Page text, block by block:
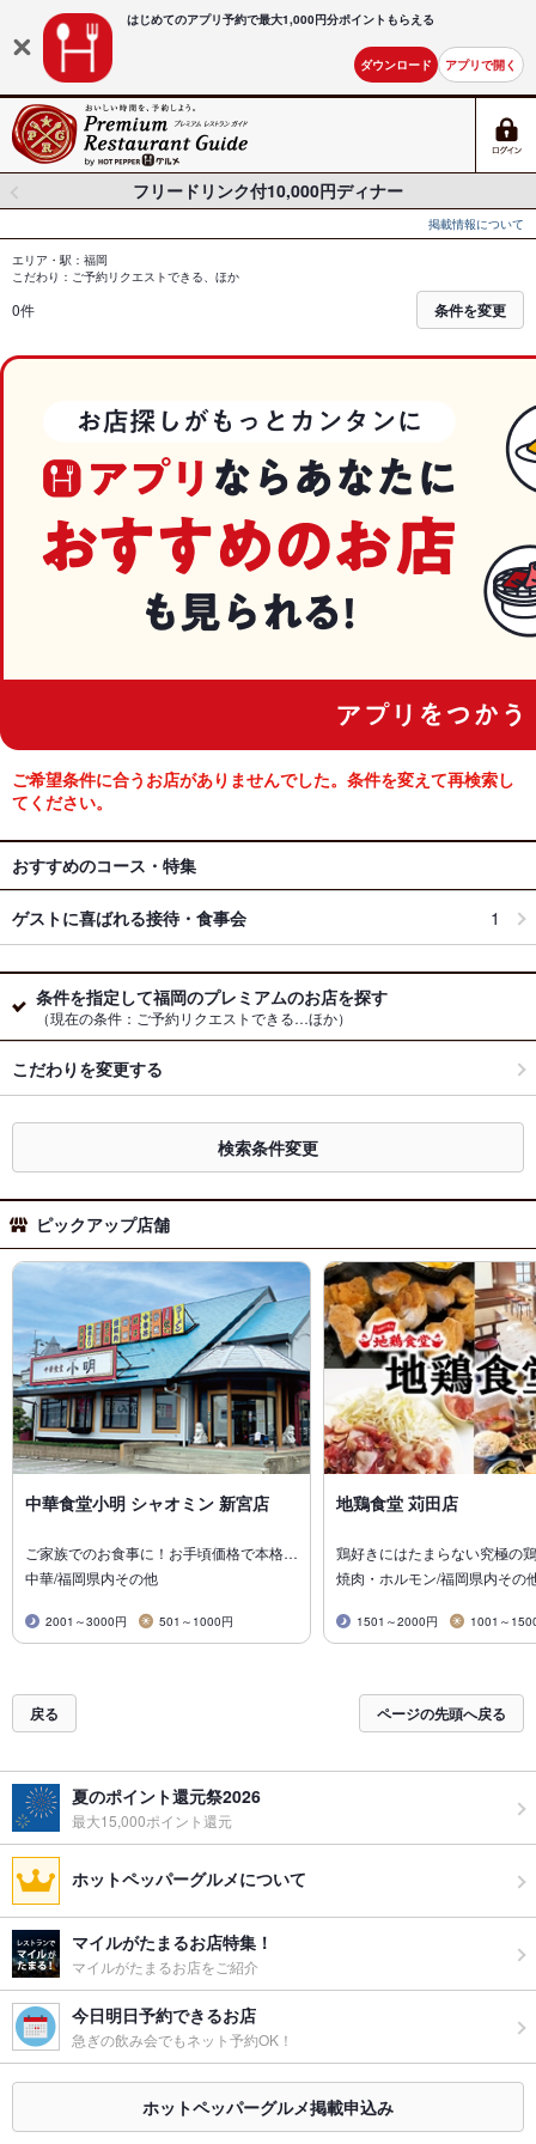
はじめてのアプリ予約で最大1,000円分ポイントもらえる
ダウンロード アプリで開く
フリードリンク付10,000円ディナー
掲載情報について
エリア・駅：福岡
こだわり：ご予約リクエストできる、ほか
0件 条件を変更
ご希望条件に合うお店がありませんでした。条件を変えて再検索し
てください。
おすすめのコース・特集
ゲストに喜ばれる接待・食事会 1
条件を指定して福岡のプレミアムのお店を探す
（現在の条件：ご予約リクエストできる…ほか）
こだわりを変更する
検索条件変更
ピックアップ店舗
中華食堂小明 シャオミン 新宮店
ご家族でのお食事に！お手頃価格で本格…
中華/福岡県内その他
2001～3000円 501～1000円
地鶏食堂 苅田店
鶏好きにはたまらない究極の
焼肉・ホルモン/福岡県内その
1501～2000円 1001～
戻る ページの先頭へ戻る
夏のポイント還元祭2026
最大15,000ポイント還元
ホットペッパーグルメについて
マイルがたまるお店特集！
マイルがたまるお店をご紹介
今日明日予約できるお店
急ぎの飲み会でもネット予約OK！
ホットペッパーグルメ掲載申込み